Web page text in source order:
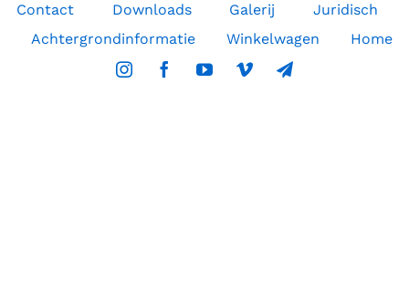
Contact Downloads Galerij
Juridisch
Achtergrondinformatie
Winkelwagen Home